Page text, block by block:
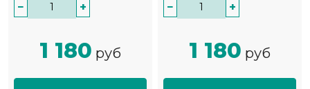
− +
1 180 руб
− +
1 180 руб